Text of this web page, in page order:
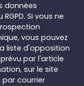
données
Si vous ne
vous pouvez
liste d'opposition
par l'article
sur le site
courrier